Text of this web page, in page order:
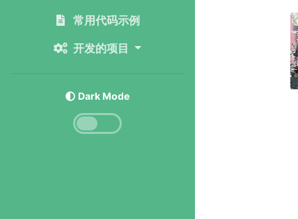
常用代码示例
开发的项目
Dark Mode